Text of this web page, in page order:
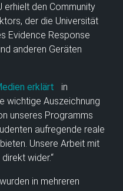
erhielt den Community
der die Universität
Evidence Response
anderen Geräten
erklärt
in
wichtige Auszeichnung
unseres Programms
aufregende reale
Unsere Arbeit mit
wider.“
in mehreren